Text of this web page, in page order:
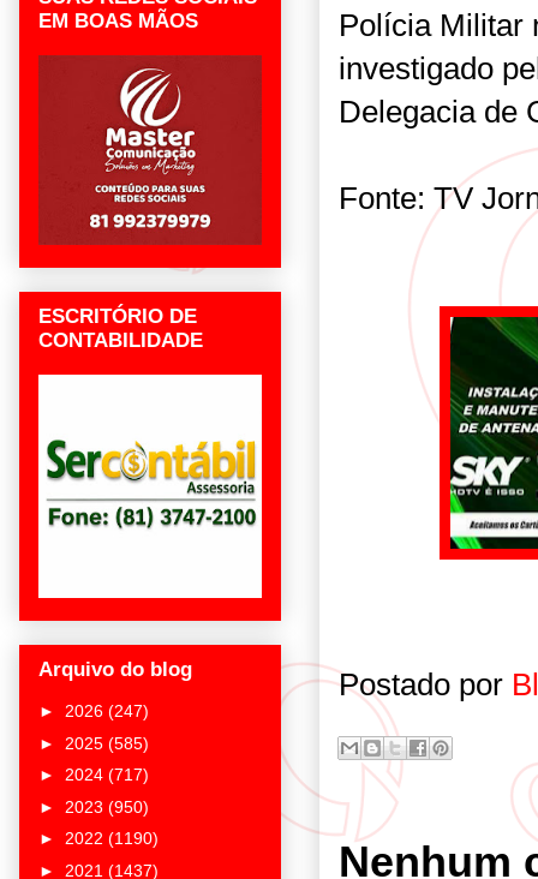
Polícia Militar
investigado
Delegacia de
Fonte: TV
Postado por
Nenhum
EM BOAS MÃOS
ESCRITÓRIO DE
CONTABILIDADE
Arquivo do blog
► 2026 (247)
► 2025 (585)
► 2024 (717)
► 2023 (950)
► 2022 (1190)
► 2021 (1437)